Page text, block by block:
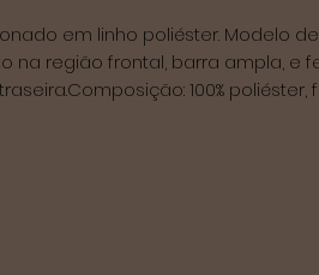
em linho poliéster. Modelo
na região frontal, barra ampla, e
100% poliéster,